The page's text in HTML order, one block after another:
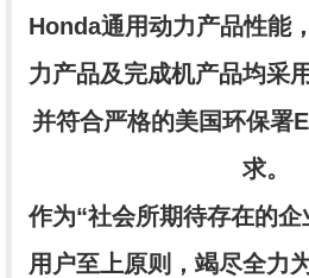
Honda通用动力产品性能
力产品及完成机产品均采
并符合严格的美国环保署
求。
作为“社会所期待存在的
用户至上原则，竭尽全力